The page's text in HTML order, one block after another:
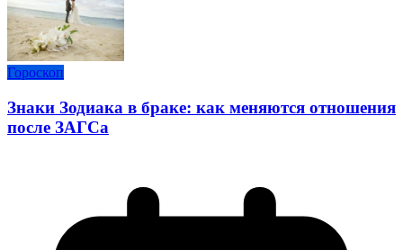
Гороскоп
Знаки Зодиака в браке: как меняются отношения
после ЗАГСа